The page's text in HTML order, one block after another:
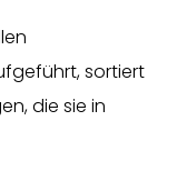
sortiert
die sie in